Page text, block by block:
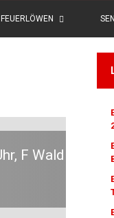
FEUERLÖWEN